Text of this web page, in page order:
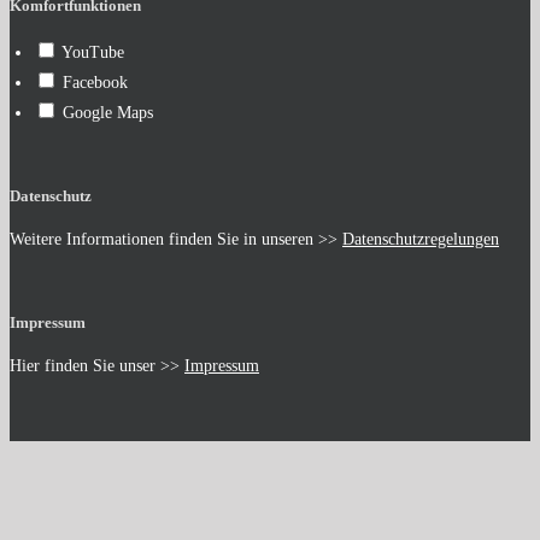
Komfortfunktionen
YouTube
Facebook
Google Maps
Datenschutz
Weitere Informationen finden Sie in unseren >> Datenschutzregelungen
Impressum
Hier finden Sie unser >> Impressum